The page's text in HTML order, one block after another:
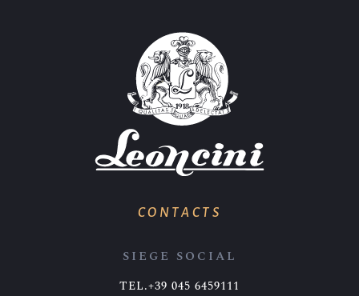
CONTACTS
SIEGE SOCIAL
TEL.+39 045 6459111